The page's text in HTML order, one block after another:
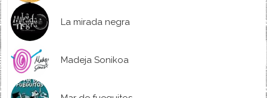
La mirada negra
Madeja Sonikoa